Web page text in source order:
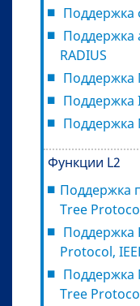
Поддержка
Поддержка
RADIUS
Поддержка
Поддержка
Поддержка
Функции L2
Поддержка
Tree
Поддержка
Protocol,
Поддержка
Tree